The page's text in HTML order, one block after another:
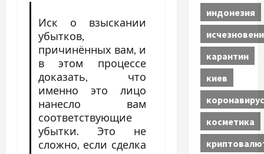
Иск о взыскании
убытков,
причинённых вам, и
в этом процессе
доказать, что
именно это лицо
нанесло вам
соответствующие
убытки. Это не
сложно, если сделка
индонезия
карантин
киев
коронавирус
косметика